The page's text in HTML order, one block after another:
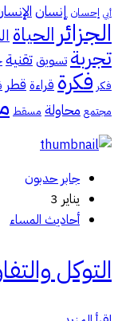
أبي إحسان إنسان
الجزائر الحياة
تجربة تسويقتقنية
فكر فكرة قراءة قطر
مجتمع محاولة مسقط
جابر حدبون
يناير 3
أحاديث المساء
التوكل